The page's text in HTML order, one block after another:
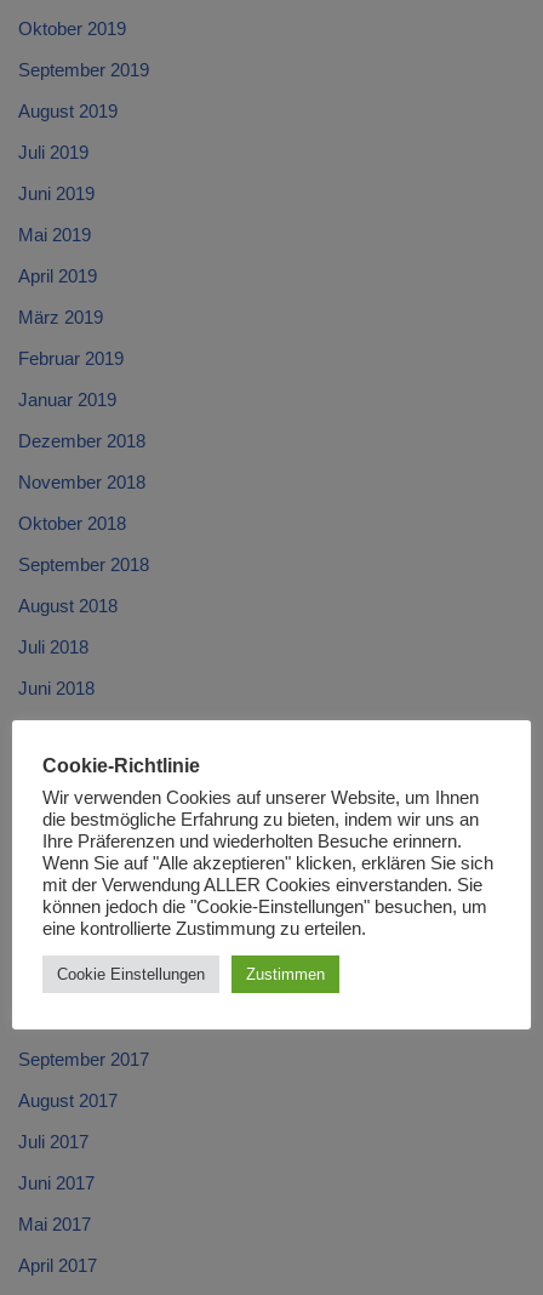
Oktober 2019
September 2019
August 2019
Juli 2019
Juni 2019
Mai 2019
April 2019
März 2019
Februar 2019
Januar 2019
Dezember 2018
November 2018
Oktober 2018
September 2018
August 2018
Juli 2018
Juni 2018
April 2018
März 2018
Februar 2018
Januar 2018
Dezember 2017
November 2017
September 2017
August 2017
Juli 2017
Juni 2017
Mai 2017
April 2017
Cookie-Richtlinie
Wir verwenden Cookies auf unserer Website, um Ihnen
die bestmögliche Erfahrung zu bieten, indem wir uns an
Ihre Präferenzen und wiederholten Besuche erinnern.
Wenn Sie auf "Alle akzeptieren" klicken, erklären Sie sich
mit der Verwendung ALLER Cookies einverstanden. Sie
können jedoch die "Cookie-Einstellungen" besuchen, um
eine kontrollierte Zustimmung zu erteilen.
Cookie Einstellungen Zustimmen